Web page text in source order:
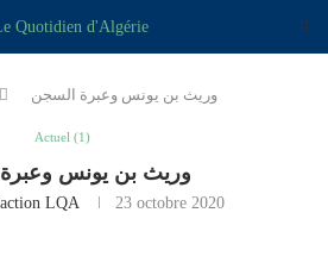
وريث بن يونس وعبرة السجن
Actuel (1)
وريث بن يونس
LQA 23 octobre 2020